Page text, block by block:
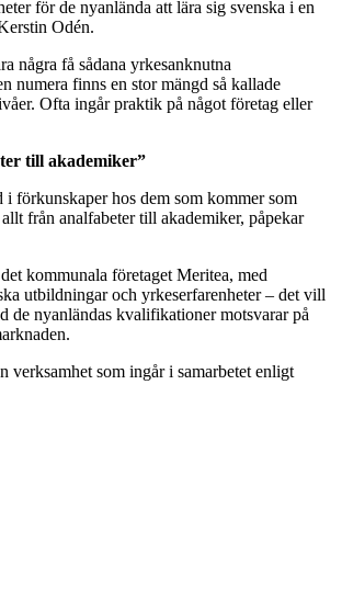
för de nyanlända att lära sig svenska i en
Odén.
några få sådana yrkesanknutna
numera finns en stor mängd så kallade
Ofta ingår praktik på något företag eller
till akademiker”
i förkunskaper hos dem som kommer som
från analfabeter till akademiker, påpekar
kommunala företaget Meritea, med
utbildningar och yrkeserfarenheter – det vill
de nyanländas kvalifikationer motsvarar på
verksamhet som ingår i samarbetet enligt